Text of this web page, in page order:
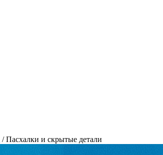
/ Пасхалки и скрытые детали